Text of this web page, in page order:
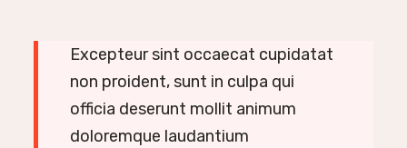
Excepteur sint occaecat cupidatat
non proident, sunt in culpa qui
officia deserunt mollit animum
doloremque laudantium